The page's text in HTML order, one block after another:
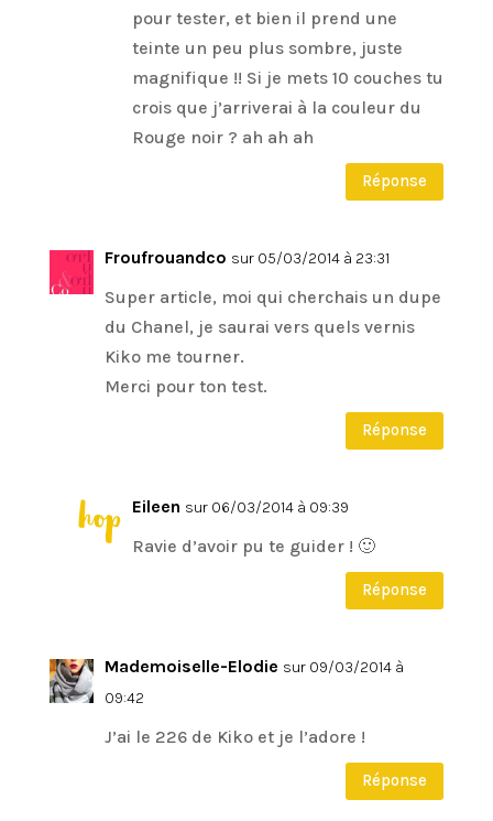
pour tester, et bien il prend une
teinte un peu plus sombre, juste
magnifique !! Si je mets 10 couches tu
crois que j’arriverai à la couleur du
Rouge noir ? ah ah ah
Réponse
Froufrouandco sur 05/03/2014 à 23:31
Super article, moi qui cherchais un dupe
du Chanel, je saurai vers quels vernis
Kiko me tourner.
Merci pour ton test.
Réponse
Eileen sur 06/03/2014 à 09:39
Ravie d’avoir pu te guider ! 🙂
Réponse
Mademoiselle-Elodie sur 09/03/2014 à
09:42
J’ai le 226 de Kiko et je l’adore !
Réponse